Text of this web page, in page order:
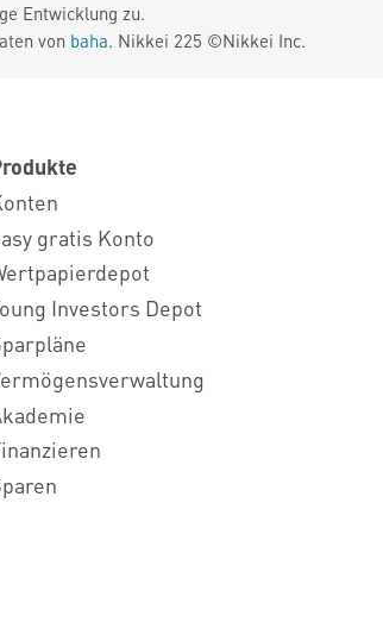
Entwicklung zu.
von baha. Nikkei 225 ©Nikkei Inc.
gratis Konto
Investors Depot